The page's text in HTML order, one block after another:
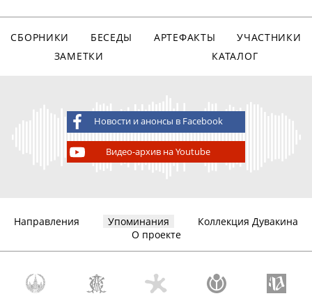
СБОРНИКИ БЕСЕДЫ АРТЕФАКТЫ
УЧАСТНИКИ
ЗАМЕТКИ
КАТАЛОГ
Новости и анонсы в Facebook
Видео-архив на Youtube
Направления Упоминания
Коллекция Дувакина
О проекте